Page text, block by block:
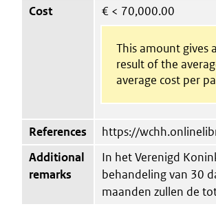
Cost € < 70,000.00
This amount gives
result of the
average cost per
References
https://
Additional
remarks
In het Verenigd
behandeling van 30
maanden zullen de